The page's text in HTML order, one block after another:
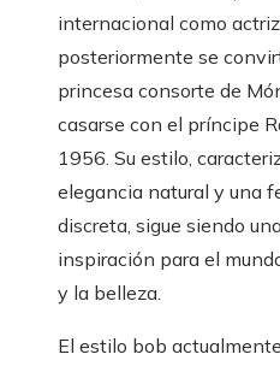
internacional como
posteriormente se
princesa consorte de
casarse con el príncipe
1956. Su estilo,
elegancia natural y una
discreta, sigue siendo
inspiración para el
y la belleza.
El estilo bob